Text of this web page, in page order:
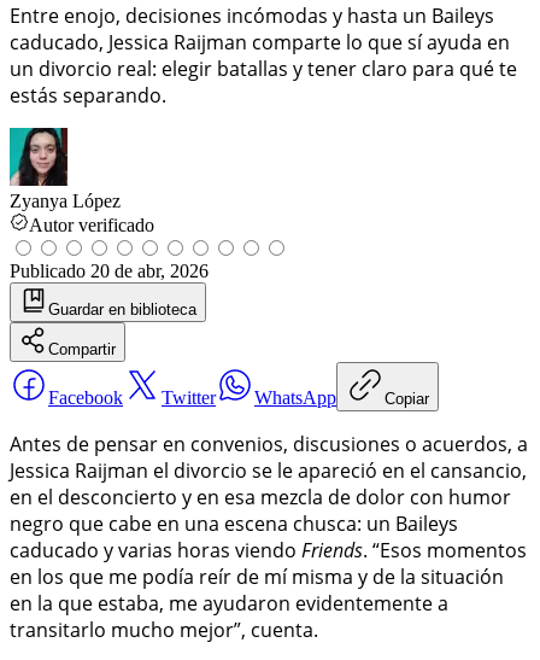
Entre enojo, decisiones incómodas y hasta un Baileys
caducado, Jessica Raijman comparte lo que sí ayuda en
un divorcio real: elegir batallas y tener claro para qué te
estás separando.
Zyanya López
Autor verificado
Publicado 20 de abr, 2026
Guardar en biblioteca
Compartir
Facebook Twitter WhatsApp Copiar
Antes de pensar en convenios, discusiones o acuerdos, a
Jessica Raijman el divorcio se le apareció en el cansancio,
en el desconcierto y en esa mezcla de dolor con humor
negro que cabe en una escena chusca: un Baileys
caducado y varias horas viendo Friends. “Esos momentos
en los que me podía reír de mí misma y de la situación
en la que estaba, me ayudaron evidentemente a
transitarlo mucho mejor”, cuenta.